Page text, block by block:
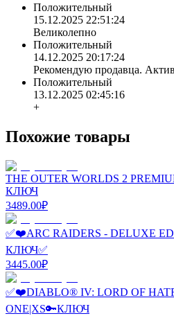
Положительный
15.12.2025 22:51:24
Великолепно
Положительный
14.12.2025 20:17:24
Рекомендую продавца.
Положительный
13.12.2025 02:45:16
+
Похожие товары
THE OUTER WORLDS 2
КЛЮЧ
3489.00₽
✅❤️ARC RAIDERS - DELUXE
КЛЮЧ✅
3445.00₽
✅❤️DIABLO® IV: LORD OF
ONE|XS🔑КЛЮЧ